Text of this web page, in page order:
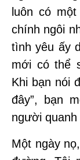
luôn có
chính ngôi
tình yêu ấy
mới có thể
Khi bạn nói
đây”, bạn
người quanh
Một ngày